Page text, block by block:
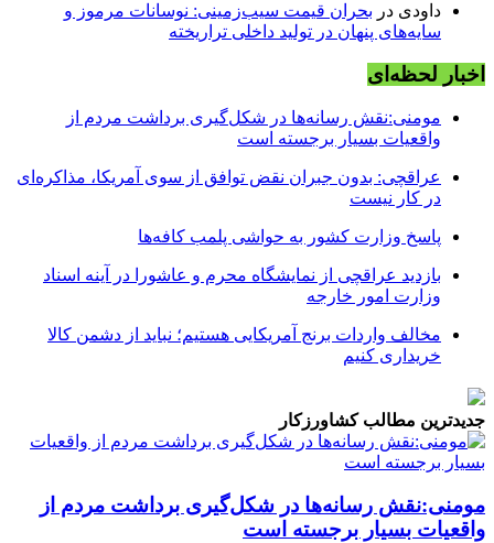
داودی در بحران قیمت سیب‌زمینی: نوسانات مرموز و
سایه‌های پنهان در تولید داخلی تراریخته
اخبار لحظه‌ای
مومنی:نقش رسانه‌ها در شکل‌گیری برداشت مردم از
واقعیات بسیار برجسته است
عراقچی: بدون جبران نقض توافق از سوی آمریکا، مذاکره‌ای
در کار نیست
پاسخ وزارت کشور به حواشی پلمب کافه‌ها
بازدید عراقچی از نمایشگاه محرم و عاشورا در آینه اسناد
وزارت امور خارجه
مخالف واردات برنج آمریکایی هستیم؛ نباید از دشمن کالا
خریداری کنیم
جدیدترین مطالب کشاورزکار
مومنی:نقش رسانه‌ها در شکل‌گیری برداشت مردم از
واقعیات بسیار برجسته است